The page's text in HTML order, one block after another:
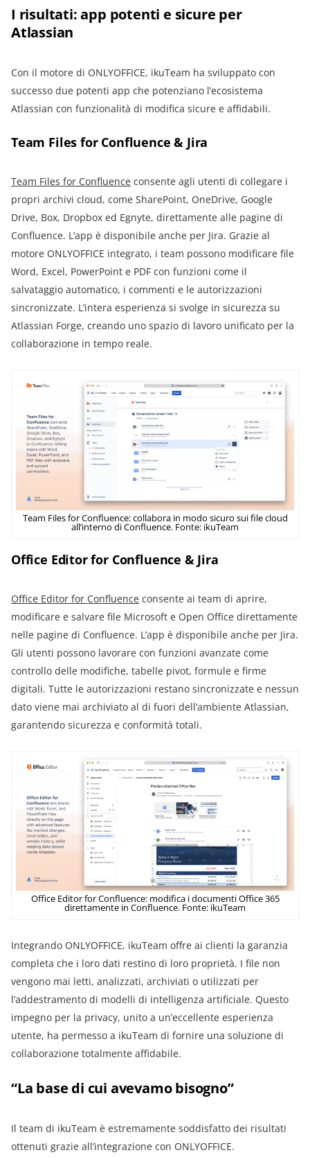
I risultati: app potenti e sicure per
Atlassian
Con il motore di ONLYOFFICE, ikuTeam ha sviluppato con
successo due potenti app che potenziano l’ecosistema
Atlassian con funzionalità di modifica sicure e affidabili.
Team Files for Confluence & Jira
Team Files for Confluence consente agli utenti di collegare i
propri archivi cloud, come SharePoint, OneDrive, Google
Drive, Box, Dropbox ed Egnyte, direttamente alle pagine di
Confluence. L’app è disponibile anche per Jira. Grazie al
motore ONLYOFFICE integrato, i team possono modificare file
Word, Excel, PowerPoint e PDF con funzioni come il
salvataggio automatico, i commenti e le autorizzazioni
sincronizzate. L’intera esperienza si svolge in sicurezza su
Atlassian Forge, creando uno spazio di lavoro unificato per la
collaborazione in tempo reale.
Team Files for Confluence: collabora in modo sicuro sui file cloud
all’interno di Confluence. Fonte: ikuTeam
Office Editor for Confluence & Jira
Office Editor for Confluence consente ai team di aprire,
modificare e salvare file Microsoft e Open Office direttamente
nelle pagine di Confluence. L’app è disponibile anche per Jira.
Gli utenti possono lavorare con funzioni avanzate come
controllo delle modifiche, tabelle pivot, formule e firme
digitali. Tutte le autorizzazioni restano sincronizzate e nessun
dato viene mai archiviato al di fuori dell’ambiente Atlassian,
garantendo sicurezza e conformità totali.
Office Editor for Confluence: modifica i documenti Office 365
direttamente in Confluence. Fonte: ikuTeam
Integrando ONLYOFFICE, ikuTeam offre ai clienti la garanzia
completa che i loro dati restino di loro proprietà. I file non
vengono mai letti, analizzati, archiviati o utilizzati per
l’addestramento di modelli di intelligenza artificiale. Questo
impegno per la privacy, unito a un’eccellente esperienza
utente, ha permesso a ikuTeam di fornire una soluzione di
collaborazione totalmente affidabile.
“La base di cui avevamo bisogno”
Il team di ikuTeam è estremamente soddisfatto dei risultati
ottenuti grazie all’integrazione con ONLYOFFICE.